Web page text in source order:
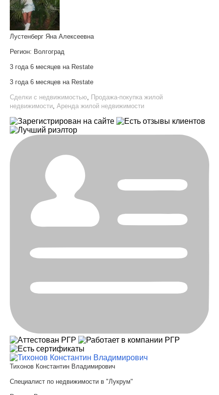
Лустенберг Яна Алексеевна
Регион: Волгоград
3 года 6 месяцев на Restate
3 года 6 месяцев на Restate
Сделки с недвижимостью, Продажа-покупка жилой
недвижимости, Аренда жилой недвижимости
Тихонов Константин Владимирович
Специалист по недвижимости в "Лукрум"